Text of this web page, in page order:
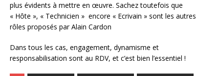
plus évidents à mettre en œuvre. Sachez toutefois que
« Hôte », « Technicien » encore « Ecrivain » sont les autres
rôles proposés par Alain Cardon
Dans tous les cas, engagement, dynamisme et
responsabilisation sont au RDV, et c’est bien l’essentiel !